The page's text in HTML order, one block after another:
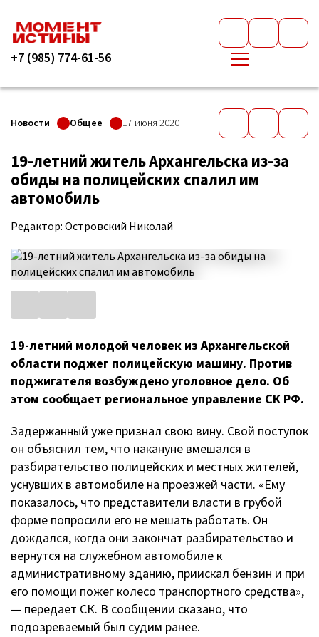
+7 (985) 774-61-56
Новости Общее 17 июня 2020
19-летний житель Архангельска из-за
обиды на полицейских спалил им
автомобиль
Редактор: Островский Николай
19-летний молодой человек из Архангельской
области поджег полицейскую машину. Против
поджигателя возбуждено уголовное дело. Об
этом сообщает региональное управление СК РФ.
Задержанный уже признал свою вину. Свой поступок
он объяснил тем, что накануне вмешался в
разбирательство полицейских и местных жителей,
уснувших в автомобиле на проезжей части. «Ему
показалось, что представители власти в грубой
форме попросили его не мешать работать. Он
дождался, когда они закончат разбирательство и
вернутся на служебном автомобиле к
административному зданию, приискал бензин и при
его помощи пожег колесо транспортного средства»,
— передает СК. В сообщении сказано, что
подозреваемый был судим ранее.